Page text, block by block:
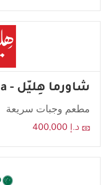
شاورما هِليّل - Hlayel shawarma
مطعم وجبات سريعة
د.إ 400,000